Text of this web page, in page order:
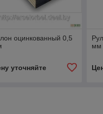
оцинкованный 0,5
уточняйте
мм